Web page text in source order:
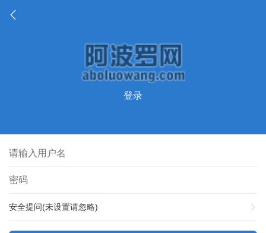
登录
安全提问(未设置请忽略)